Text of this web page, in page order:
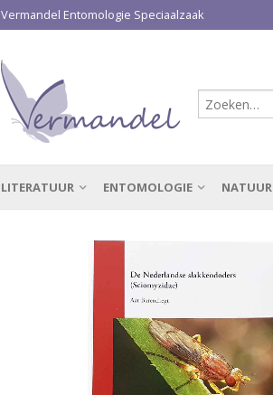
Vermandel Entomologie Speciaalzaak
LITERATUUR ENTOMOLOGIE NATUUR